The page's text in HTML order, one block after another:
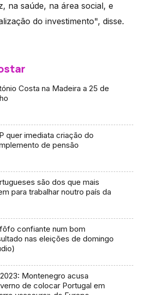
na saúde, na área social, e
do investimento", disse.
Costa na Madeira a 25 de
quer imediata criação do
de pensão
são dos que mais
para trabalhar noutro país da
confiante num bom
nas eleições de domingo
Montenegro acusa
de colocar Portugal em